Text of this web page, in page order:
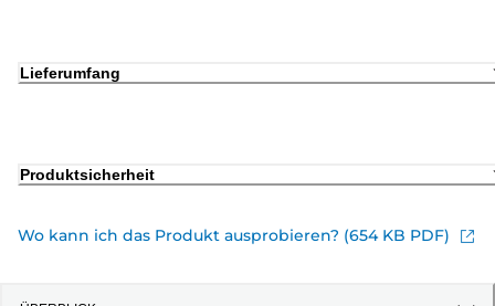
Lieferumfang
Produktsicherheit
Wo kann ich das Produkt ausprobieren? (654 KB PDF)